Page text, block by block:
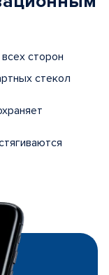
сторон
стекол